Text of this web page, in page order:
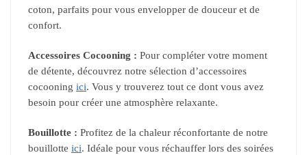
coton, parfaits pour vous envelopper de douceur et de
confort.
Accessoires Cocooning : Pour compléter votre moment
de détente, découvrez notre sélection d’accessoires
cocooning ici. Vous y trouverez tout ce dont vous avez
besoin pour créer une atmosphère relaxante.
Bouillotte : Profitez de la chaleur réconfortante de notre
bouillotte ici. Idéale pour vous réchauffer lors des soirées